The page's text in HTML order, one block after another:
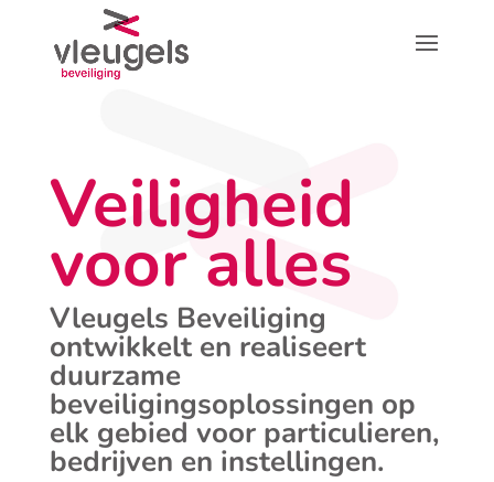
Veiligheid
voor alles
Vleugels Beveiliging
ontwikkelt en realiseert
duurzame
beveiligingsoplossingen op
elk gebied voor particulieren,
bedrijven en instellingen.